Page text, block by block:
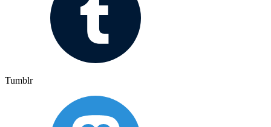
Tumblr